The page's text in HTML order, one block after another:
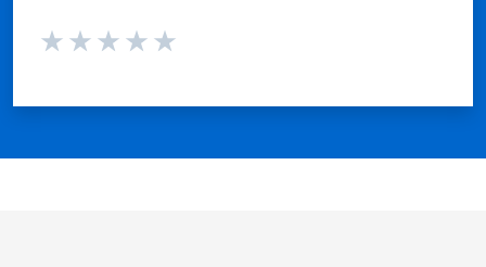
Valuta da 1 a 5 stelle la pagina